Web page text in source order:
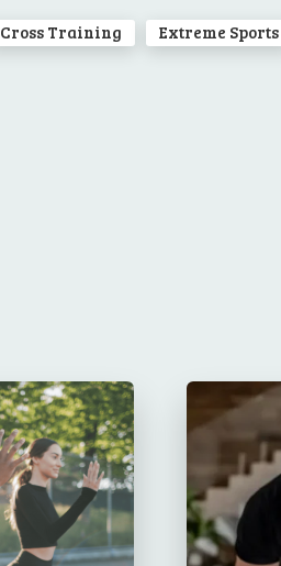
Cross Training Extreme Sports